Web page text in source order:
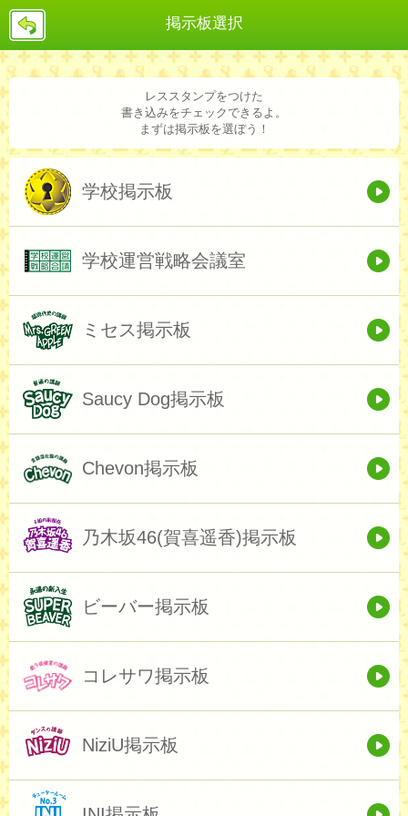
掲示板選択
戻
レススタンプをつけた
書き込みをチェックできるよ。
まずは掲示板を選ぼう！
学校掲示板
学校運営戦略会議室
ミセス掲示板
Saucy Dog掲示板
Chevon掲示板
乃木坂46(賀喜遥香)掲示板
ビーバー掲示板
コレサワ掲示板
NiziU掲示板